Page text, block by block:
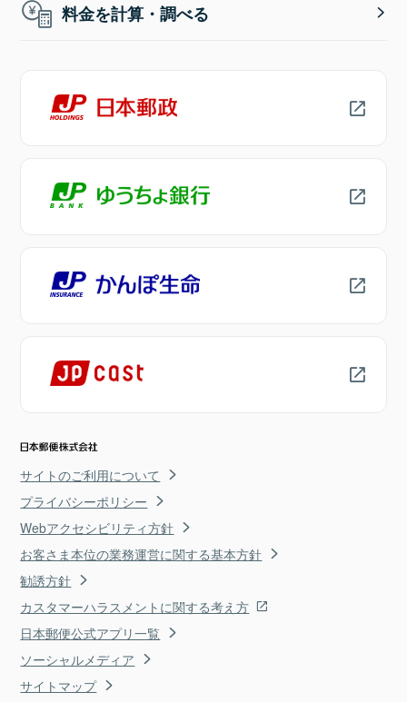
料金を計算・調べる
サイトのご利用について
プライバシーポリシー
Webアクセシビリティ方針
お客さま本位の業務運営に関する基本方針
勧誘方針
カスタマーハラスメントに関する考え方
日本郵便公式アプリ一覧
ソーシャルメディア
サイトマップ